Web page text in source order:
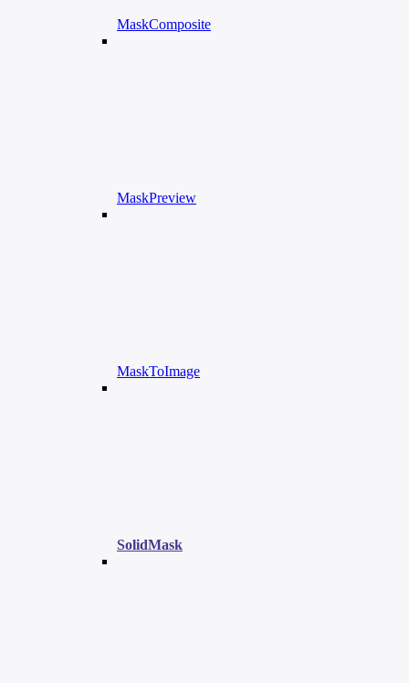
MaskComposite
MaskPreview
MaskToImage
SolidMask